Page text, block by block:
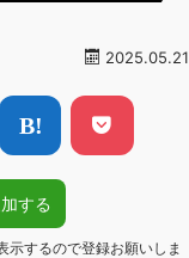
2025.05.21
する
するので登録お願いしま